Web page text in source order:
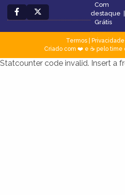
Com
destaque |
Grátis
Termos| Privacidade
Criado com ❤️ e ☕ pelo time
Statcounter code invalid. Insert a